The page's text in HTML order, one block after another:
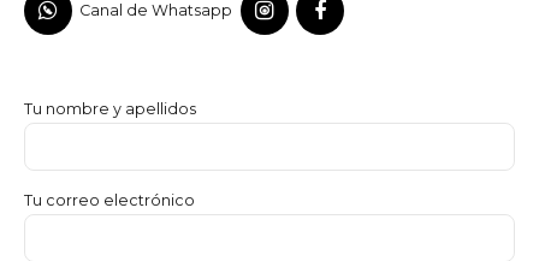
Canal de Whatsapp
Tu nombre y apellidos
Tu correo electrónico